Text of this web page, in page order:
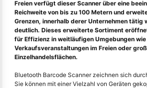
Freien verfügt dieser Scanner über eine
Reichweite von bis zu 100 Metern und
Grenzen, innerhalb derer Unternehmen tätig
deutlich. Dieses erweiterte Sortiment
für Effizienz in weitläufigen Umgebungen
Verkaufsveranstaltungen im Freien oder
Einzelhandelsflächen.
Bluetooth Barcode Scanner zeichnen sich
Sie können mit einer Vielzahl von Geräten